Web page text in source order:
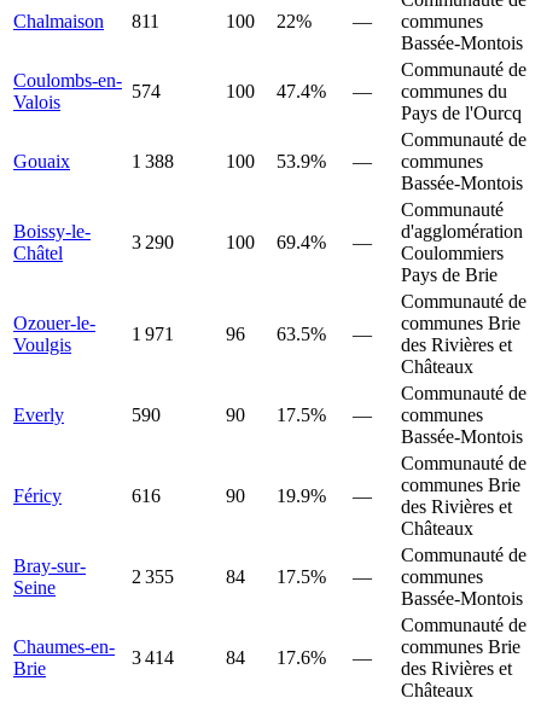
Chalmaison 811 100 22% —
communes
Bassée-Montois
Coulombs-en-
Valois
574 100 47.4% —
Communauté de
communes du
Pays de l'Ourcq
Gouaix 1 388 100 53.9% —
Communauté de
communes
Bassée-Montois
Boissy-le-
Châtel
3 290 100 69.4% —
Communauté
d'agglomération
Coulommiers
Pays de Brie
Ozouer-le-
Voulgis
1 971 96 63.5% —
Communauté de
communes Brie
des Rivières et
Châteaux
Everly 590 90 17.5% —
Communauté de
communes
Bassée-Montois
Féricy 616 90 19.9% —
Communauté de
communes Brie
des Rivières et
Châteaux
Bray-sur-
Seine
2 355 84 17.5% —
Communauté de
communes
Bassée-Montois
Chaumes-en-
Brie
3 414 84 17.6% —
Communauté de
communes Brie
des Rivières et
Châteaux